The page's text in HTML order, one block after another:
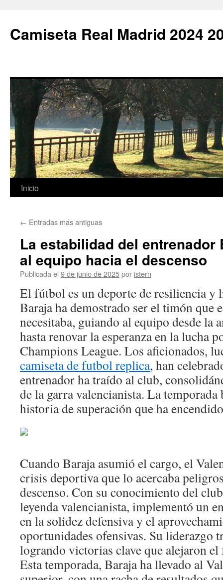
Camiseta Real Madrid 2024
Saltar
contenido
Inicio
← Entradas más antiguas
La estabilidad del entrenador
al equipo hacia el descenso
Publicada el 9 de junio de 2025por istern
El fútbol es un deporte de resiliencia y
Baraja ha demostrado ser el timón que
necesitaba, guiando al equipo desde la
hasta renovar la esperanza en la lucha
Champions League. Los aficionados,
camiseta de futbol replica, han
entrenador ha traído al club,
de la garra valencianista. La temporada
historia de superación que ha
Cuando Baraja asumió el cargo, el
crisis deportiva que lo acercaba
descenso. Con su conocimiento del
leyenda valencianista, implementó un
en la solidez defensiva y el
oportunidades ofensivas. Su liderazgo
logrando victorias clave que alejaron el
Esta temporada, Baraja ha llevado al